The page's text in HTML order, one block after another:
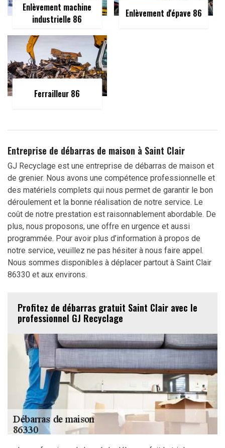
Enlèvement machine
industrielle 86
Enlèvement d'épave 86
Ferrailleur 86
Entreprise de débarras de maison à Saint Clair
GJ Recyclage est une entreprise de débarras de maison et
de grenier. Nous avons une compétence professionnelle et
des matériels complets qui nous permet de garantir le bon
déroulement et la bonne réalisation de notre service. Le
coût de notre prestation est raisonnablement abordable. De
plus, nous proposons, une offre en urgence et aussi
programmée. Pour avoir plus d’information à propos de
notre service, veuillez ne pas hésiter à nous faire appel.
Nous sommes disponibles à déplacer partout à Saint Clair
86330 et aux environs.
Profitez de débarras gratuit Saint Clair avec le
professionnel GJ Recyclage